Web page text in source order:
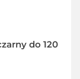
do 120